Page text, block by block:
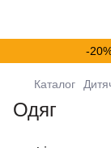
-
Каталог
Одяг